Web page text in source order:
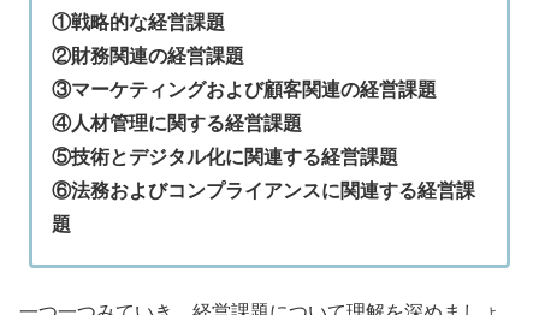
①戦略的な経営課題
②財務関連の経営課題
③マーケティングおよび顧客関連の経営課題
④人材管理に関する経営課題
⑤技術とデジタル化に関連する経営課題
⑥法務およびコンプライアンスに関連する経営課
題